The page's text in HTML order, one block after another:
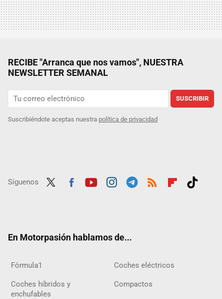
RECIBE "Arranca que nos vamos", NUESTRA
NEWSLETTER SEMANAL
SUSCRIBIR
Suscribiéndote aceptas nuestra política de privacidad
Síguenos
En Motorpasión hablamos de...
Fórmula1 Coches eléctricos
Coches híbridos y
enchufables
Compactos